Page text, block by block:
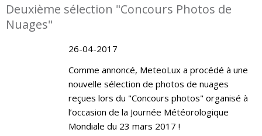
Deuxième sélection "Concours Photos de
Nuages"
26-04-2017
Comme annoncé, MeteoLux a procédé à une
nouvelle sélection de photos de nuages
reçues lors du "Concours photos" organisé à
l’occasion de la Journée Météorologique
Mondiale du 23 mars 2017 !